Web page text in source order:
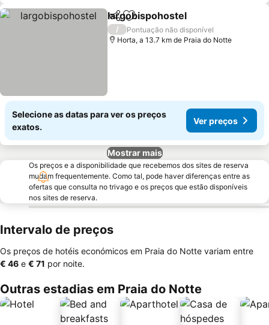
PartilharAdicionar aos favoritos
largobispohostel
/
Pontuação não disponível
Horta, a 13.7 km de Praia do Notte
Selecione as datas para ver os preços
exatos.
Ver preços
Mostrar mais
Os preços e a disponibilidade que recebemos dos sites de reserva
mudam frequentemente. Como tal, pode haver diferenças entre as
ofertas que consulta no trivago e os preços que estão disponíveis
nos sites de reserva.
Intervalo de preços
Os preços de hotéis económicos em Praia do Notte variam entre
‎€ 46 e ‎€ 71 por noite.
Outras estadias em Praia do Notte